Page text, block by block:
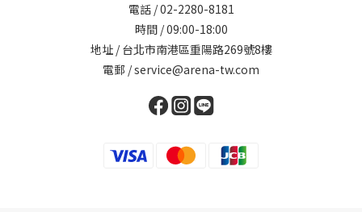
電話 / 02-2280-8181
時間 / 09:00-18:00
地址 / 台北市南港區重陽路269號8樓
電郵 / service@arena-tw.com